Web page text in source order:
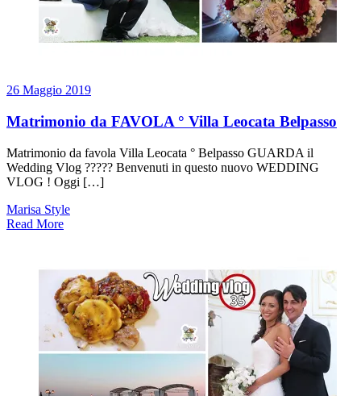
26 Maggio 2019
Matrimonio da FAVOLA ° Villa Leocata Belpasso
Matrimonio da favola Villa Leocata ° Belpasso GUARDA il
Wedding Vlog ????? Benvenuti in questo nuovo WEDDING
VLOG ! Oggi […]
Marisa Style
Read More